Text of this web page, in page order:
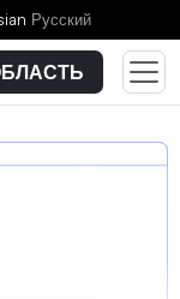
Русский